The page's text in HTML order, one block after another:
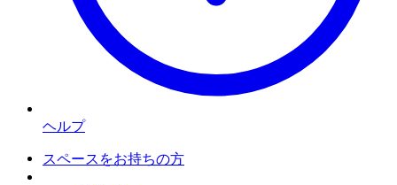
ヘルプ
スペースをお持ちの方